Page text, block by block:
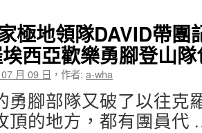
南
必
買
紀
念
品
特
輯
家極地領隊DAVID帶
西亞歡樂勇腳登山
月 09 日 ， 作者: a-wha
勇腳部隊又破了以往克
頂的地方，都有團員